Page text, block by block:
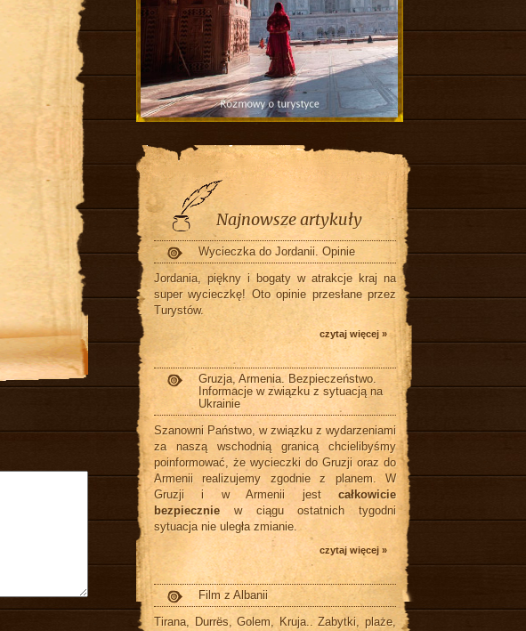
Najnowsze artykuły
Wycieczka do Jordanii. Opinie
Jordania, piękny i bogaty w atrakcje kraj na
super wycieczkę! Oto opinie przesłane przez
Turystów.
czytaj więcej »
Gruzja, Armenia. Bezpieczeństwo.
Informacje w związku z sytuacją na
Ukrainie
Szanowni Państwo, w związku z wydarzeniami
za naszą wschodnią granicą chcielibyśmy
poinformować, że wycieczki do Gruzji oraz do
Armenii realizujemy zgodnie z planem. W
Gruzji i w Armenii jest całkowicie
bezpiecznie w ciągu ostatnich tygodni
sytuacja nie uległa zmianie.
czytaj więcej »
Film z Albanii
Tirana, Durrës, Golem, Kruja.. Zabytki, plaże,